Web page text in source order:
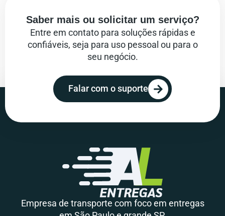
Saber mais ou solicitar um serviço?
Entre em contato para soluções rápidas e
confiáveis, seja para uso pessoal ou para o
seu negócio.
Falar com o suporte
Empresa de transporte com foco em entregas